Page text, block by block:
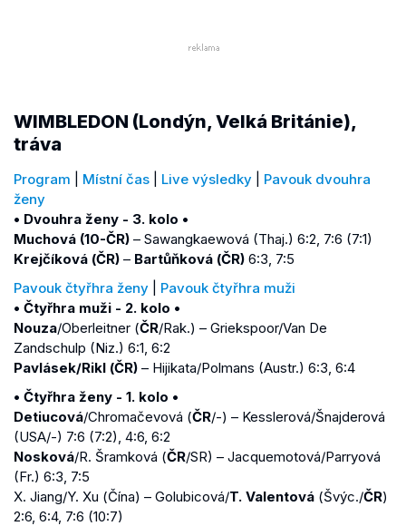
WIMBLEDON (Londýn, Velká Británie),
tráva
Program Místní čas Live výsledky
Pavouk dvouhra
ženy
• Dvouhra ženy - 3. kolo •
Muchová (10-ČR) – Sawangkaewová (Thaj.) 6:2, 7:6 (7:1)
Krejčíková (ČR) – Bartůňková (ČR) 6:3, 7:5
Pavouk čtyřhra ženy
Pavouk čtyřhra muži
• Čtyřhra muži - 2. kolo •
Nouza/Oberleitner (ČR/Rak.) – Griekspoor/Van De
Zandschulp (Niz.) 6:1, 6:2
Pavlásek/Rikl (ČR) – Hijikata/Polmans (Austr.) 6:3, 6:4
• Čtyřhra ženy - 1. kolo •
Detiucová/Chromačevová (ČR/-) – Kesslerová/Šnajderová
(USA/-) 7:6 (7:2), 4:6, 6:2
Nosková/R. Šramková (ČR/SR) – Jacquemotová/Parryová
(Fr.) 6:3, 7:5
X. Jiang/Y. Xu (Čína) – Golubicová/T. Valentová (Švýc./ČR)
2:6, 6:4, 7:6 (10:7)